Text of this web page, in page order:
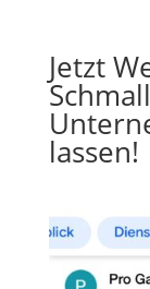
Jetzt
lassen!